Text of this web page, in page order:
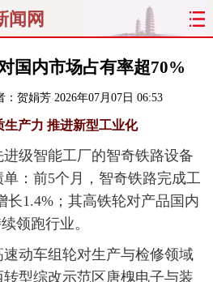
闻网
太原 山西
文明 出行
政务 教育
最太原
热评 社区
国内市场占有率超70%
：贺娟芳 2026年07月07日 06:53
生产力 推进新型工业化
级智能工厂的智奇铁路设备
：前5个月，智奇铁路完成工
长1.4%；其高铁轮对产品国内
领跑行业。
动车组轮对生产与检修领域
型综改示范区唐槐电子与装